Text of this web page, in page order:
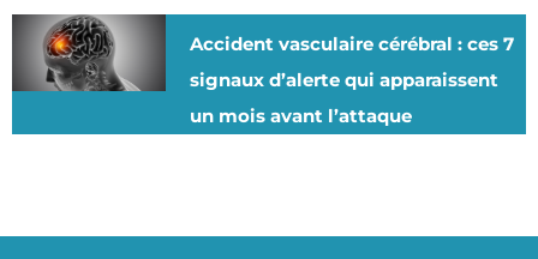
Accident vasculaire cérébral : ces 7
signaux d’alerte qui apparaissent
un mois avant l’attaque